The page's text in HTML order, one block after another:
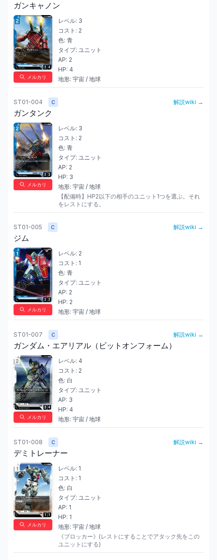
ガンキャノン
メルカリ
レベル: 3
コスト: 2
色: 青
タイプ: ユニット
AP: 2
HP: 4
地形: 宇宙 / 地球
ST01-004 C 解説wiki →
ガンタンク
メルカリ
レベル: 3
コスト: 2
色: 青
タイプ: ユニット
AP: 2
HP: 3
地形: 宇宙 / 地球
【配備時】HP2以下の相手のユニット1つを選ぶ。それ
をレストにする。
ST01-005 C 解説wiki →
ジム
メルカリ
レベル: 2
コスト: 1
色: 青
タイプ: ユニット
AP: 2
HP: 2
地形: 宇宙 / 地球
ST01-007 C 解説wiki →
ガンダム・エアリアル（ビットオンフォーム）
メルカリ
レベル: 4
コスト: 2
色: 白
タイプ: ユニット
AP: 3
HP: 4
地形: 宇宙 / 地球
ST01-008 C 解説wiki →
デミトレーナー
メルカリ
レベル: 1
コスト: 1
色: 白
タイプ: ユニット
AP: 1
HP: 1
地形: 宇宙 / 地球
《ブロッカー》(レストにすることでアタック先をこの
ユニットにする)